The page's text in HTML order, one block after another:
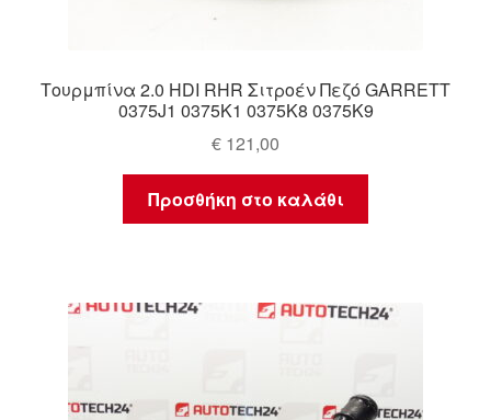
Τουρμπίνα 2.0 HDI RHR Σιτροέν Πεζό GARRETT
0375J1 0375K1 0375K8 0375K9
€ 121,00
Προσθήκη στο καλάθι